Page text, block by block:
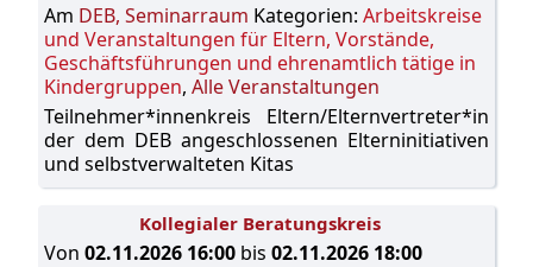
Am DEB, Seminarraum Kategorien: Arbeitskreise
und Veranstaltungen für Eltern, Vorstände,
Geschäftsführungen und ehrenamtlich tätige in
Kindergruppen, Alle Veranstaltungen
Teilnehmer*innenkreis Eltern/Elternvertreter*in
der dem DEB angeschlossenen Elterninitiativen
und selbstverwalteten Kitas
Kollegialer Beratungskreis
Von 02.11.2026 16:00 bis 02.11.2026 18:00